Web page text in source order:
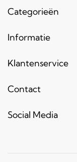
Categorieën
Buizen
Hout
Toebehoren
Reclameframes
Informatie
Login
Bestel informatie
Blogs & laatste
Klantenservice
Contact
Retourneren
Contact
Social Media